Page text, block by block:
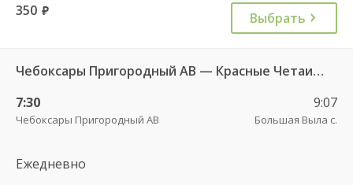
350 руб. Выбрать
Чебоксары Пригородный АВ — Красные Четаи с. ДКП ч/з Аликово с. ДКП 753
7:30
Чебоксары Пригородный АВ
9:07
Большая Выла с.
Ежедневно